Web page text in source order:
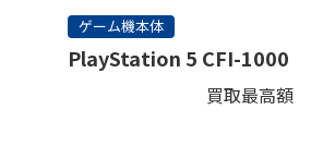
ゲーム機本体
PlayStation 5 CFI-1000
買取最高額